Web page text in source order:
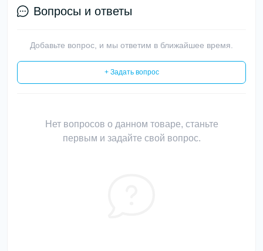
Вопросы и ответы
Добавьте вопрос, и мы ответим в ближайшее время.
+ Задать вопрос
Нет вопросов о данном товаре, станьте
первым и задайте свой вопрос.